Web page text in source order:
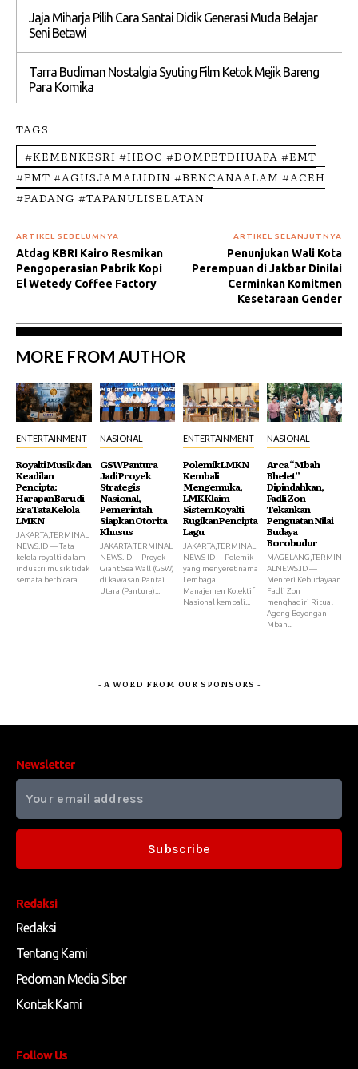
Jaja Miharja Pilih Cara Santai Didik Generasi Muda Belajar
Seni Betawi
Tarra Budiman Nostalgia Syuting Film Ketok Mejik Bareng
Para Komika
TAGS
#KEMENKESRI #HEOC #DOMPETDHUAFA #EMT
#PMT #AGUSJAMALUDIN #BENCANAALAM #ACEH
#PADANG #TAPANULISELATAN
ARTIKEL SEBELUMNYA
Atdag KBRI Kairo Resmikan
Pengoperasian Pabrik Kopi
El Wetedy Coffee Factory
ARTIKEL SELANJUTNYA
Penunjukan Wali Kota
Perempuan di Jakbar Dinilai
Cerminkan Komitmen
Kesetaraan Gender
MORE FROM AUTHOR
ENTERTAINMENT
Royalti Musik dan
Keadilan
Pencipta:
Harapan Baru di
Era Tata Kelola
LMKN
JAKARTA,TERMINAL
NEWS.ID — Tata
kelola royalti dalam
industri musik tidak
semata berbicara...
NASIONAL
GSW Pantura
Jadi Proyek
Strategis
Nasional,
Pemerintah
Siapkan Otorita
Khusus
JAKARTA,TERMINAL
NEWS.ID— Proyek
Giant Sea Wall (GSW)
di kawasan Pantai
Utara (Pantura)...
ENTERTAINMENT
Polemik LMKN
Kembali
Mengemuka,
LMK Klaim
Sistem Royalti
Rugikan Pencipta
Lagu
JAKARTA,TERMINAL
NEWS ID— Polemik
yang menyeret nama
Lembaga
Manajemen Kolektif
Nasional kembali...
NASIONAL
Arca “Mbah
Bhelet”
Dipindahkan,
Fadli Zon
Tekankan
Penguatan Nilai
Budaya
Borobudur
MAGELANG,TERMIN
ALNEWS.ID —
Menteri Kebudayaan
Fadli Zon
menghadiri Ritual
Ageng Boyongan
Mbah...
- A WORD FROM OUR SPONSORS -
Redaksi
Redaksi
Tentang Kami
Pedoman Media Siber
Kontak Kami
Follow Us
Newsletter
Subscribe